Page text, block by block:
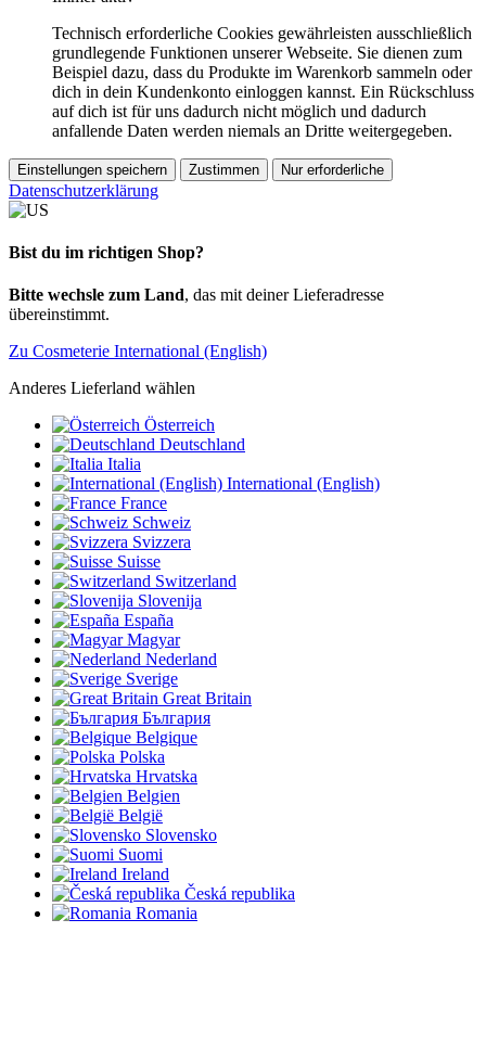
Technisch erforderliche Cookies gewährleisten ausschließlich
grundlegende Funktionen unserer Webseite. Sie dienen zum
Beispiel dazu, dass du Produkte im Warenkorb sammeln oder
dich in dein Kundenkonto einloggen kannst. Ein Rückschluss
auf dich ist für uns dadurch nicht möglich und dadurch
anfallende Daten werden niemals an Dritte weitergegeben.
Einstellungen speichern Zustimmen Nur erforderliche
Datenschutzerklärung
Bist du im richtigen Shop?
Bitte wechsle zum Land, das mit deiner Lieferadresse
übereinstimmt.
Zu Cosmeterie International (English)
Anderes Lieferland wählen
Österreich
Deutschland
Italia
International (English)
France
Schweiz
Svizzera
Suisse
Switzerland
Slovenija
España
Magyar
Nederland
Sverige
Great Britain
България
Belgique
Polska
Hrvatska
Belgien
België
Slovensko
Suomi
Ireland
Česká republika
Romania